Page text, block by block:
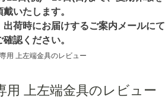
戴いたします。
時にお届けするご案内メールにて
確認ください。
用 上左端金具のレビュー
用 上左端金具のレビュー